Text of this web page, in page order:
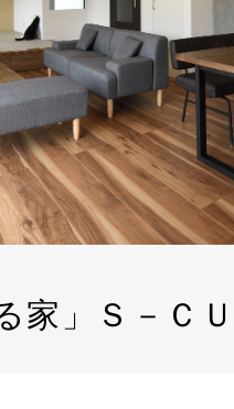
家」Ｓ－Ｃ